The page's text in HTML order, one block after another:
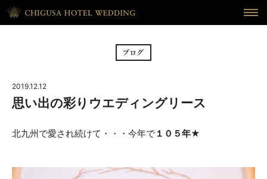
CEREMONY
RECEPTION
2019.12.12
思い出の彩りウエディングリース
北九州で愛され続けて・・・今年で１０５年★